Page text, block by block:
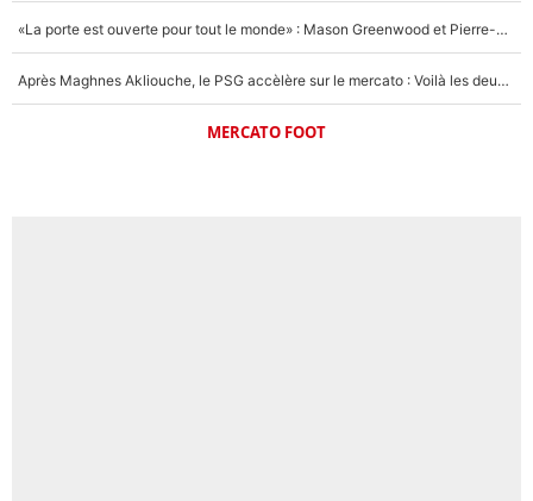
«La porte est ouverte pour tout le monde» : Mason Greenwood et Pierre-Emerick Aubameyang ont quitté l'OM, Amine Gouiri balance sur la suite du mercato et sur la réaction du vestiaire !
Après Maghnes Akliouche, le PSG accèlère sur le mercato : Voilà les deux nouvelles recrues qui vont signer la semaine prochaine ?
MERCATO FOOT